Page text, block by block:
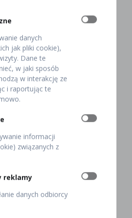
oscypkiem a serem z
też w smaku i zapachu.
Oscypek
słony. Ma też wyraźny zapach
tkwi w mleku, z którego jest
jedzą rośliny, które rosną tylko w
stosowane w medycynie
przenikają do mleka, a w
wpływa na smak tego wyrobu
ser oscypek jest twardszy
, więc trudniej go
gumową, a zarazem kruchą
znak, że nie jest autentycznym
smakuje i pachnie prawdziwy
danych
jak pliki cookie),
Dane te
w jaki sposób
w interakcję ze
i raportując te
informacji
związanych z
reklamy
danych odbiorcy